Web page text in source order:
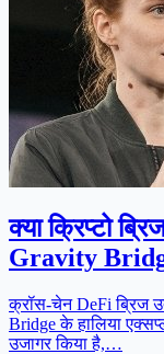
क्या क्रिप्टो
Gravity
क्रॉस-चेन DeFi ब्रिज
Bridge के हालिया
उजागर किया है,…